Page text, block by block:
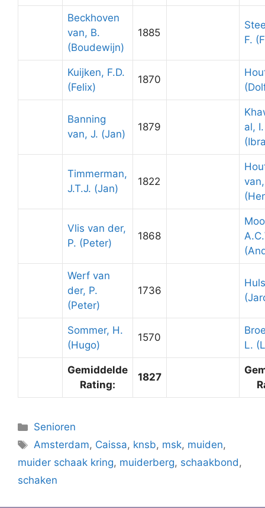
Beckhoven
van, B.
(Boudewijn)
1885
F.
Kuijken, F.D.
(Felix)
1870
Banning
van, J. (Jan)
1879
al, I.
Timmerman,
J.T.J. (Jan)
1822
Vlis van der,
P. (Peter)
1868
Werf van
der, P.
(Peter)
1736
Sommer, H.
(Hugo)
1570
L.
Gemiddelde
Rating:
1827
Categorieën
Senioren
Tags
Amsterdam, Caissa, knsb, msk, muiden,
muider schaak kring, muiderberg, schaakbond,
schaken